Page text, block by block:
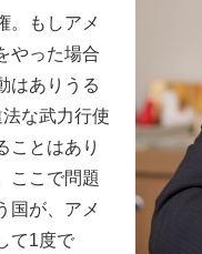
。もしアメ
やった場合
はありうる
な武力行使
ことはあり
ここで問題
国が、アメ
て1度で